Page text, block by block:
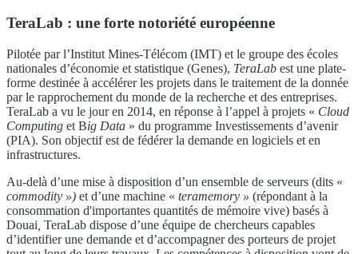
TeraLab : une forte notoriété européenne
Pilotée par l’Institut Mines-Télécom (IMT) et le groupe des écoles
nationales d’économie et statistique (Genes), TeraLab est une plate-
forme destinée à accélérer les projets dans le traitement de la donnée
par le rapprochement du monde de la recherche et des entreprises.
TeraLab a vu le jour en 2014, en réponse à l’appel à projets « Cloud
Computing et Big Data » du programme Investissements d’avenir
(PIA). Son objectif est de fédérer la demande en logiciels et en
infrastructures.
Au-delà d’une mise à disposition d’un ensemble de serveurs (dits «
commodity ») et d’une machine « teramemory » (répondant à la
consommation d'importantes quantités de mémoire vive) basés à
Douai TeraLab dispose d’une équipe de chercheurs capables
d’identifier une demande et d’accompagner des porteurs de projet